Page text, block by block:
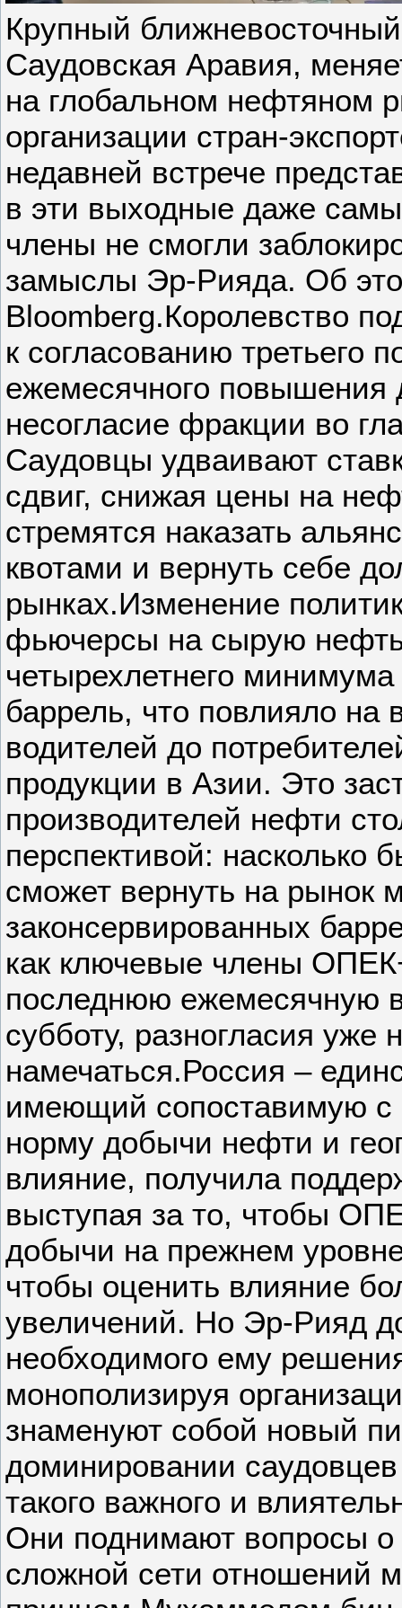
Крупный
Саудовская Аравия,
на глобальном нефтяном
организации стран-
недавней встрече
в эти выходные даже
члены не смогли
замыслы Эр-Рияда. Об
Bloomberg.Королевство
к согласованию третьего
ежемесячного повышения
несогласие фракции во
Саудовцы удваивают
сдвиг, снижая цены на
стремятся наказать
квотами и вернуть себе
рынках.Изменение
фьючерсы на сырую
четырехлетнего
баррель, что повлияло на
водителей до
продукции в Азии. Это
производителей нефти
перспективой: насколько
сможет вернуть на рынок
законсервированных
как ключевые члены
последнюю ежемесячную
субботу, разногласия уже
намечаться.Россия –
имеющий сопоставимую с
норму добычи нефти и
влияние, получила
выступая за то, чтобы
добычи на прежнем
чтобы оценить влияние
увеличений. Но Эр-Рияд
необходимого ему
монополизируя
знаменуют собой новый
доминировании
такого важного и
Они поднимают вопросы
сложной сети отношений